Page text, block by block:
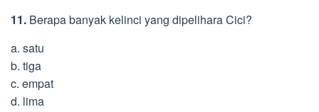
11. Berapa banyak kelinci yang dipelihara Cici?
a. satu
b. tiga
c. empat
d. lima